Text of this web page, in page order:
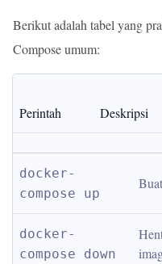
Berikut adalah tabel yang
Compose umum:
Perintah Deskripsi
docker-
compose up
docker-
compose down